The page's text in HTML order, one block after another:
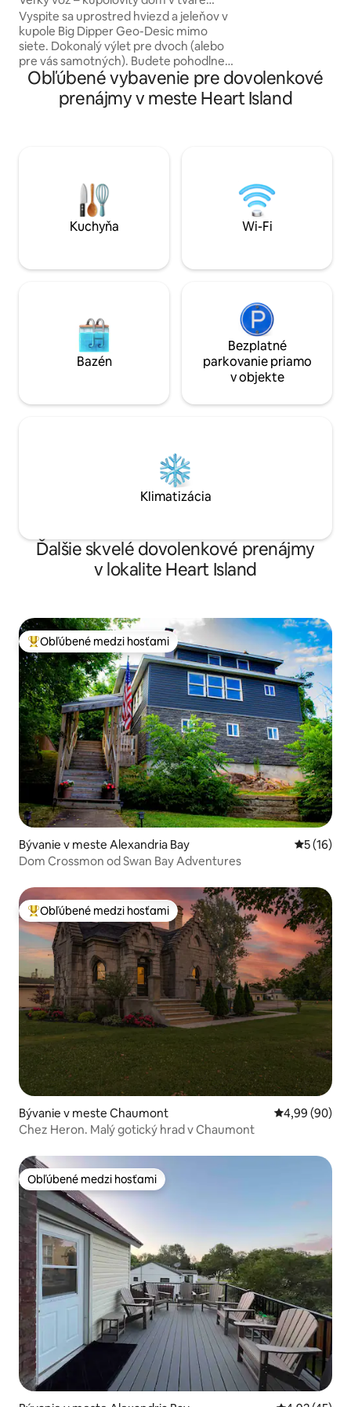
kupoly
Vyspite sa uprostred hviezd a jeleňov v
kupole Big Dipper Geo-Desic mimo
siete. Dokonalý výlet pre dvoch (alebo
pre vás samotných). Budete pohodlne
spať v posteli veľkosti queen a mať k
dispozícii všetko nevyhnutné vybavenie
vrátane kompostovej toalety v
Vychutnajte si moderné pohodlie a
zároveň sa priblížte k prírode, aby ste si
mohli skutočne oddýchnuť. Len 10 minút
za prednými
Obľúbené vybavenie pre dovolenkové
prenájmy v meste Heart Island
Kuchyňa Wi-Fi
Bazén
Bezplatné
parkovanie priamo
v objekte
Klimatizácia
Ďalšie skvelé dovolenkové prenájmy
v lokalite Heart Island
Najobľúbenejšie medzi hosťami
Obľúbené medzi hosťami
Bývanie v meste Alexandria Bay
5 (16)
Dom Crossmon od Swan Bay Adventures
Najobľúbenejšie medzi hosťami
Obľúbené medzi hosťami
Bývanie v meste Chaumont Priemerné
4,99 (90)
Chez Heron. Malý gotický hrad v Chaumont
Obľúbené medzi hosťami
Obľúbené medzi hosťami